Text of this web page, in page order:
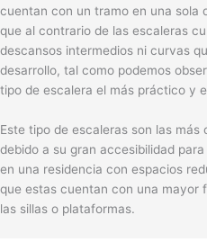
cuentan con un tramo en una sola
que al contrario de las escaleras
descansos intermedios ni curvas
desarrollo, tal como podemos
tipo de escalera el más práctico y
Este tipo de escaleras son las más
debido a su gran accesibilidad
en una residencia con espacios
que estas cuentan con una mayor
las sillas o plataformas.